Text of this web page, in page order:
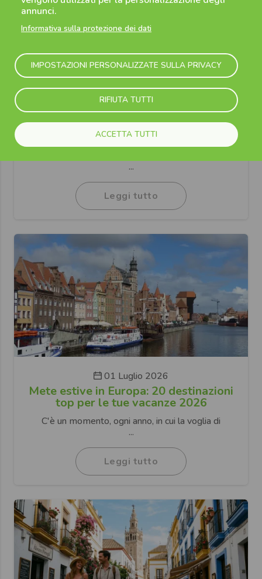
annunci.
Informativa sulla protezione dei dati
IMPOSTAZIONI PERSONALIZZATE SULLA PRIVACY
RIFIUTA TUTTI
ACCETTA TUTTI
31 Luglio 2026
A$AP Rocky a Milano 2026: data,
biglietti e scaletta del concerto agli I-
Days
...
Leggi tutto
01 Luglio 2026
Mete estive in Europa: 20 destinazioni
top per le tue vacanze 2026
C'è un momento, ogni anno, in cui la voglia di
...
Leggi tutto